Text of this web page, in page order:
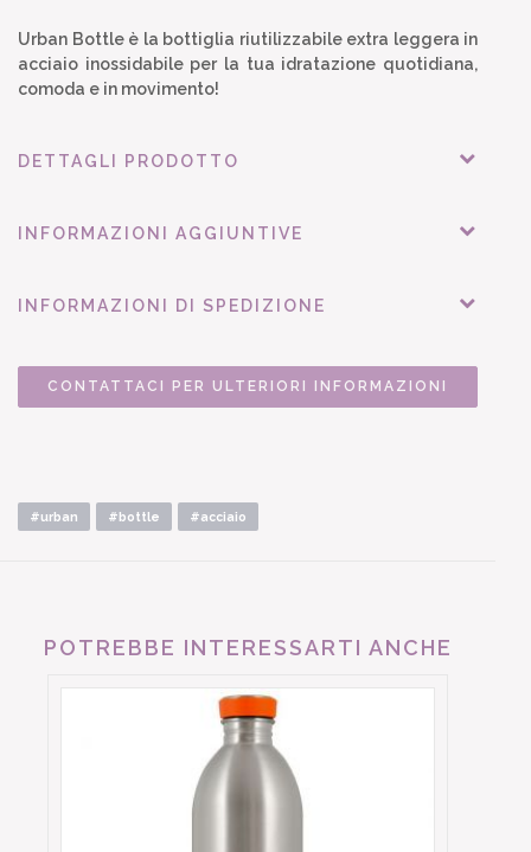
Urban Bottle è la bottiglia riutilizzabile extra leggera in
acciaio inossidabile per la tua idratazione quotidiana,
comoda e in movimento!
DETTAGLI PRODOTTO
INFORMAZIONI AGGIUNTIVE
INFORMAZIONI DI SPEDIZIONE
CONTATTACI PER ULTERIORI INFORMAZIONI
#urban #bottle #acciaio
POTREBBE INTERESSARTI ANCHE